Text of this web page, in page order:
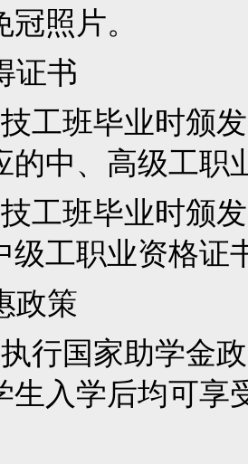
照片。
证书
工班毕业时颁
的中、高级工职
工班毕业时颁
级工职业资格证
政策
行国家助学金
生入学后均可享